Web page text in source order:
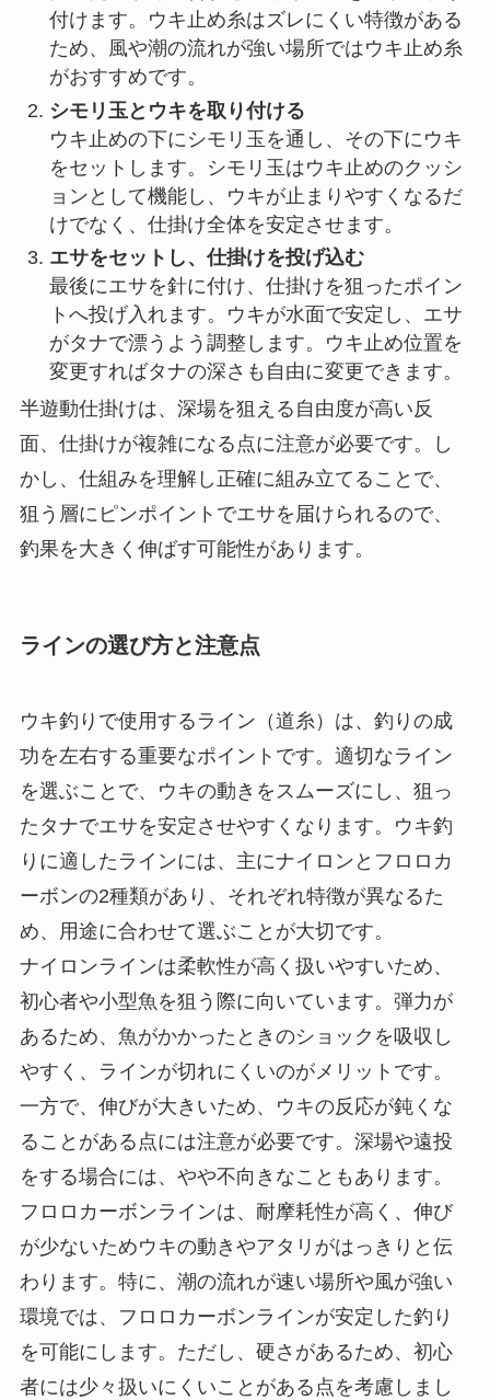
半遊動仕掛けの基本的な仕組みは、ウキがウキ止
めにぶつかる位置で止まるように調整されている
点にあります。ウキ止めを適切な位置にセットす
ることで、エサが狙ったタナで漂う状態を作り出
し、魚がいる層にエサが届くようにできます。
半遊動仕掛けの使い方は以下の手順で行います。
ウキ止め糸またはウキ止めゴムをセットする
狙いたい水深に合わせてウキ止めを道糸に取り
付けます。ウキ止め糸はズレにくい特徴がある
ため、風や潮の流れが強い場所ではウキ止め糸
がおすすめです。
シモリ玉とウキを取り付ける
ウキ止めの下にシモリ玉を通し、その下にウキ
をセットします。シモリ玉はウキ止めのクッシ
ョンとして機能し、ウキが止まりやすくなるだ
けでなく、仕掛け全体を安定させます。
エサをセットし、仕掛けを投げ込む
最後にエサを針に付け、仕掛けを狙ったポイン
変更すればタナの深さも自由に変更できます。
面、仕掛けが複雑になる点に注意が必要です。し
かし、仕組みを理解し正確に組み立てることで、
狙う層にピンポイントでエサを届けられるので、
釣果を大きく伸ばす可能性があります。
ラインの選び方と注意点
ウキ釣りで使用するライン（道糸）は、釣りの成
功を左右する重要なポイントです。適切なライン
を選ぶことで、ウキの動きをスムーズにし、狙っ
たタナでエサを安定させやすくなります。ウキ釣
りに適したラインには、主にナイロンとフロロカ
ーボンの2種類があり、それぞれ特徴が異なるた
め、用途に合わせて選ぶことが大切です。
ナイロンラインは柔軟性が高く扱いやすいため、
初心者や小型魚を狙う際に向いています。弾力が
あるため、魚がかかったときのショックを吸収し
やすく、ラインが切れにくいのがメリットです。
一方で、伸びが大きいため、ウキの反応が鈍くな